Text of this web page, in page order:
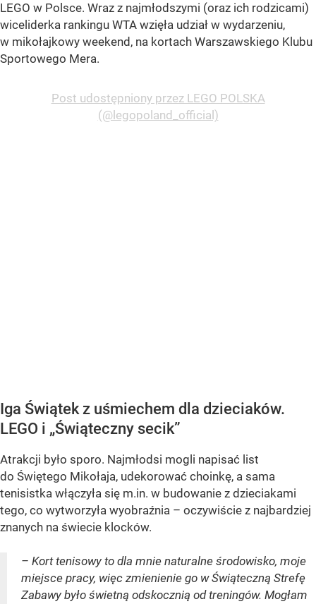
LEGO w Polsce. Wraz z najmłodszymi (oraz ich rodzicami)
wiceliderka rankingu WTA wzięła udział w wydarzeniu,
w mikołajkowy weekend, na kortach Warszawskiego Klubu
Sportowego Mera.
Post udostępniony przez LEGO POLSKA
(@legopoland_official)
Iga Świątek z uśmiechem dla dzieciaków.
LEGO i „Świąteczny secik”
Atrakcji było sporo. Najmłodsi mogli napisać list
do Świętego Mikołaja, udekorować choinkę, a sama
tenisistka włączyła się m.in. w budowanie z dzieciakami
tego, co wytworzyła wyobraźnia – oczywiście z najbardziej
znanych na świecie klocków.
– Kort tenisowy to dla mnie naturalne środowisko, moje
miejsce pracy, więc zmienienie go w Świąteczną Strefę
Zabawy było świetną odskocznią od treningów. Mogłam